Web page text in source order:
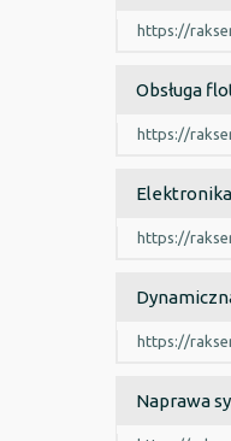
https://
Obsługa
https://
https://
https://
Naprawa